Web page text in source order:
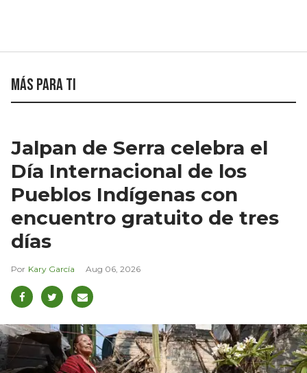
Más para ti
Jalpan de Serra celebra el
Día Internacional de los
Pueblos Indígenas con
encuentro gratuito de tres
días
Kary García Aug 06, 2026